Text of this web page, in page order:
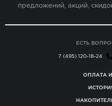
предложений, акций,
ЕСТЬ
7 (495) 120-18-24
ОПЛАТА